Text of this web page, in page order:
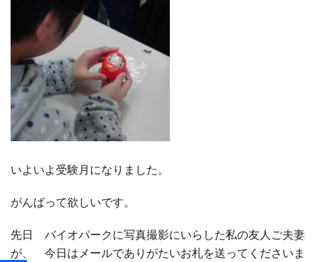
いよいよ受験月になりました。
がんばって欲しいです。
先日 バイオパークに写真撮影にいらした私の友人ご夫妻
が、 今日はメールでありがたいお札を送ってくださいま